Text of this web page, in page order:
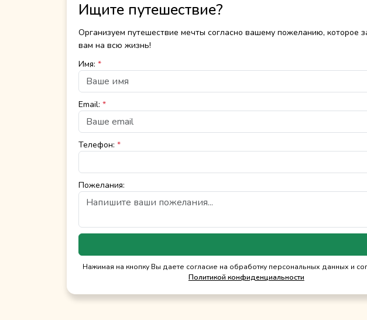
Ищите путешествие?
Организуем путешествие мечты согласно вашему пожеланию, которое
вам на всю жизнь!
Имя: *
Email: *
Телефон: *
Пожелания:
Нажимая на кнопку Вы даете согласие на обработку персональных данных и
Политикой конфиденциальности